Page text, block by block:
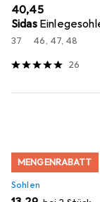
EUR
40,45
Sidas
37 46, 47, 48
26
MENGENRABATT
Sohlen